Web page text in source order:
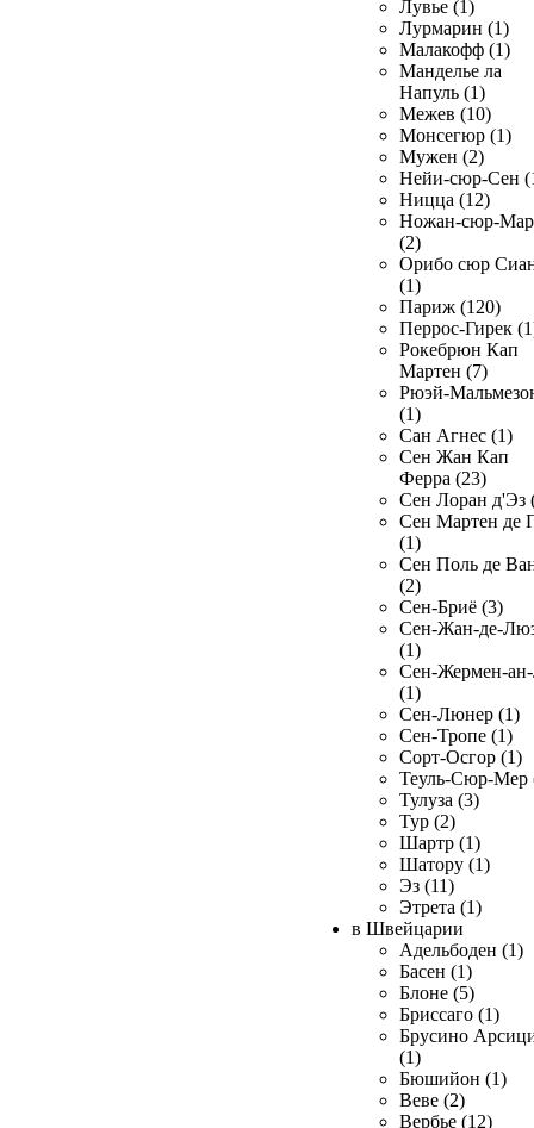
Лувье (1)
Лурмарин (1)
Малакофф (1)
Манделье ла
Напуль (1)
Межев (10)
Монсегюр (1)
Мужен (2)
Нейи-сюр-Сен
Ницца (12)
Ножан-сюр-
(2)
Орибо сюр
(1)
Париж (120)
Перрос-Гирек
Рокебрюн Кап
Мартен (7)
Рюэй-
(1)
Сан Агнес (1)
Сен Жан Кап
Ферра (23)
Сен Лоран д'Эз
Сен Мартен де
(1)
Сен Поль де
(2)
Сен-Бриё (3)
Сен-Жан-де-
(1)
Сен-Жермен-
(1)
Сен-Люнер (1)
Сен-Тропе (1)
Сорт-Осгор (1)
Теуль-Сюр-Мер
Тулуза (3)
Тур (2)
Шартр (1)
Шатору (1)
Эз (11)
Этрета (1)
в Швейцарии
Адельбоден (1)
Басен (1)
Блоне (5)
Бриссаго (1)
Брусино
(1)
Бюшийон (1)
Веве (2)
Вербье (12)